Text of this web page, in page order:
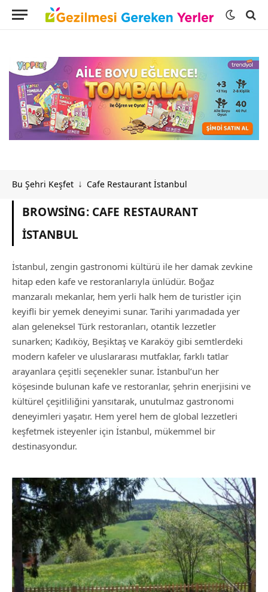
Bu Şehri Keşfet ↓ Cafe Restaurant İstanbul
BROWSING: CAFE RESTAURANT
İSTANBUL
İstanbul, zengin gastronomi kültürü ile her damak zevkine
hitap eden kafe ve restoranlarıyla ünlüdür. Boğaz
manzaralı mekanlar, hem yerli halk hem de turistler için
keyifli bir yemek deneyimi sunar. Tarihi yarımadada yer
alan geleneksel Türk restoranları, otantik lezzetler
sunarken; Kadıköy, Beşiktaş ve Karaköy gibi semtlerdeki
modern kafeler ve uluslararası mutfaklar, farklı tatlar
arayanlara çeşitli seçenekler sunar. İstanbul’un her
köşesinde bulunan kafe ve restoranlar, şehrin enerjisini ve
kültürel çeşitliliğini yansıtarak, unutulmaz gastronomi
deneyimleri yaşatır. Hem yerel hem de global lezzetleri
keşfetmek isteyenler için İstanbul, mükemmel bir
destinasyondur.